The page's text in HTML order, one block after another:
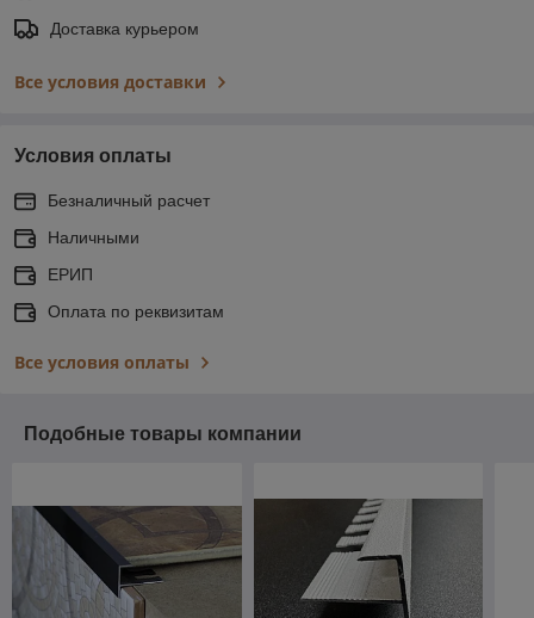
Доставка курьером
Все условия доставки
Условия оплаты
Безналичный расчет
Наличными
ЕРИП
Оплата по реквизитам
Все условия оплаты
Подобные товары компании